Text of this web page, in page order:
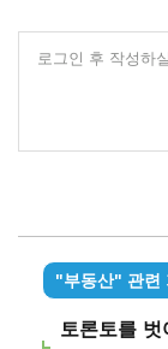
로그인 후 작성하
"부동산" 관련
토론토를 벗